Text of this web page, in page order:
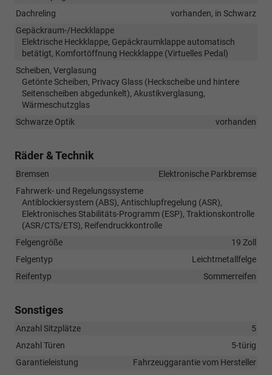
Dachreling
vorhanden, in Schwarz
Gepäckraum-/Heckklappe
Elektrische Heckklappe, Gepäckraumklappe automatisch
betätigt, Komfortöffnung Heckklappe (Virtuelles Pedal)
Scheiben, Verglasung
Getönte Scheiben, Privacy Glass (Heckscheibe und hintere
Seitenscheiben abgedunkelt), Akustikverglasung,
Wärmeschutzglas
Schwarze Optik
vorhanden
Räder & Technik
Bremsen
Elektronische Parkbremse
Fahrwerk- und Regelungssysteme
Antiblockiersystem (ABS), Antischlupfregelung (ASR),
Elektronisches Stabilitäts-Programm (ESP), Traktionskontrolle
(ASR/CTS/ETS), Reifendruckkontrolle
Felgengröße
19 Zoll
Felgentyp
Leichtmetallfelge
Reifentyp
Sommerreifen
Sonstiges
Anzahl Sitzplätze
5
Anzahl Türen
5-türig
Garantieleistung
Fahrzeuggarantie vom Hersteller